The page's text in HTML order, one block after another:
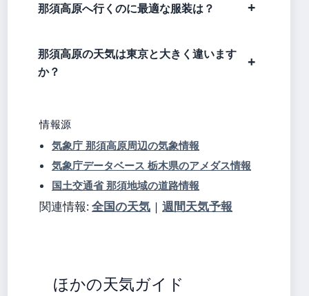
那須高原へ行くのに最適な服装は？
那須高原の天気は東京と大きく違います
か？
情報源
気象庁 那須高原周辺の気象情報
気象庁データベース 栃木県のアメダス情報
国土交通省 那須地域の道路情報
関連情報:全国の天気 | 週間天気予報
ほかの天気ガイド